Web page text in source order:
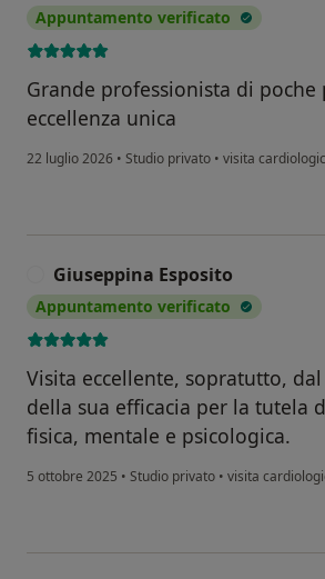
Appuntamento verificato
Grande professionista di
eccellenza unica
22 luglio 2026 • Studio privato • visita
Giuseppina Esposito
Appuntamento verificato
Visita eccellente, sopratutto,
della sua efficacia per la tutela
fisica, mentale e psicologica.
5 ottobre 2025 • Studio privato • visita